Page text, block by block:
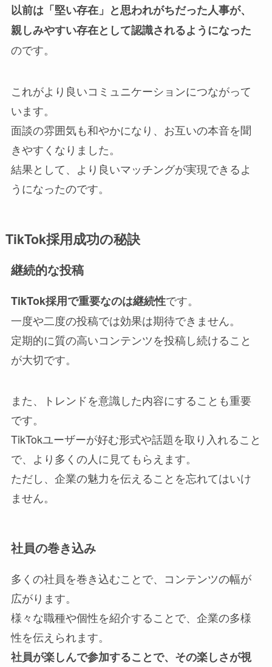
以前は「堅い存在」と思われがちだった人事が、
親しみやすい存在として認識されるようになった
のです。
これがより良いコミュニケーションにつながって
います。
面談の雰囲気も和やかになり、お互いの本音を聞
きやすくなりました。
結果として、より良いマッチングが実現できるよ
うになったのです。
TikTok採用成功の秘訣
継続的な投稿
TikTok採用で重要なのは継続性です。
一度や二度の投稿では効果は期待できません。
定期的に質の高いコンテンツを投稿し続けること
が大切です。
また、トレンドを意識した内容にすることも重要
です。
TikTokユーザーが好む形式や話題を取り入れること
で、より多くの人に見てもらえます。
ただし、企業の魅力を伝えることを忘れてはいけ
ません。
社員の巻き込み
多くの社員を巻き込むことで、コンテンツの幅が
広がります。
様々な職種や個性を紹介することで、企業の多様
性を伝えられます。
社員が楽しんで参加することで、その楽しさが視